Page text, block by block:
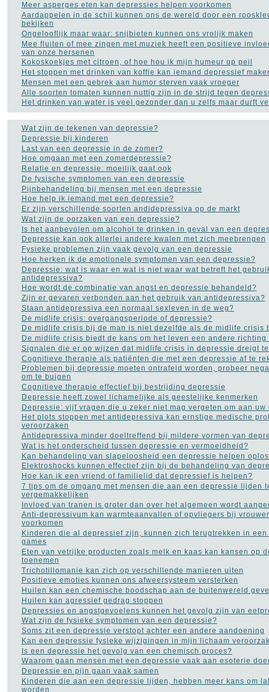
Meer asperges eten kan depressies helpen voorkomen
Aardappelen in de schil kunnen ons de wereld door een
bekijken
Ongelooflijk maar waar: snijbieten kunnen ons vrolijk maken
Mee fluiten of mee zingen met muziek heeft een positieve
van onze hersenen
Kokoskoekjes met citroen, of hoe hou ik mijn humeur op peil
Het stoppen met drinken van koffie kan iemand depressief
Mensen met een gebrek aan humor sterven vaak vroeger
Alle soorten tomaten kunnen nuttig zijn in de strijd tegen
Het drinken van water is veel gezonder dan u zelfs maar durft
Wat zijn de tekenen van depressie?
Depressie bij kinderen
Last van een depressie in de zomer?
Hoe omgaan met een zomerdepressie?
Relatie en depressie: moeilijk gaat ook
De fysische symptomen van een depressie
Pijnbehandeling bij mensen met een depressie
Hoe help ik iemand met een depressie?
Er zijn verschillende soorten andidepressiva op de markt
Wat zijn de oorzaken van een depressie?
Is het aanbevolen om alcohol te drinken in geval van een
Depressie kan ook allerlei andere kwalen met zich meebrengen
Fysieke problemen zijn vaak gevolg van een depressie
Hoe herken ik de emotionele symptomen van een depressie?
Depressie: wat is waar en wat is niet waar wat betreft het
antidepressiva?
Hoe wordt de combinatie van angst en depressie behandeld?
Zijn er gevaren verbonden aan het gebruik van antidepressiva?
Staan antidepressiva een normaal sexleven in de weg?
De midlife crisis: overgangsperiode of depressie?
De midlife crisis bij de man is niet dezelfde als de midlife crisis
De midlife crisis biedt de kans om het leven een andere
Signalen die er op wijzen dat midlife crisis in depressie dreigt
Cognitieve therapie als patiënten die met een depressie af te
Problemen bij depressie moeten ontrafeld worden, probeer
om te buigen
Cognitieve therapie effectief bij bestrijding depressie
Depressie heeft zowel lichamelijke als geestelijke kenmerken
Depressie: vijf vragen die u zeker niet mag vergeten om aan
Het plots stoppen met antidepressiva kan ernstige medische
veroorzaken
Antidepressiva minder doeltreffend bij mildere vormen van
Wat is het onderscheid tussen depressie en vermoeidheid?
Kan behandeling van slapeloosheid een depressie helpen
Elektroshocks kunnen effectief zijn bij de behandeling van
Hoe kan ik een vriend of familielid dat depressief is helpen?
7 tips om de omgang met mensen die aan een depressie lijden
vergemakkelijken
Invloed van tranen is groter dan over het algemeen wordt
Anti-depressivum kan warmteaanvallen of opvliegers bij
voorkomen
Kinderen die al depressief zijn, kunnen zich terugtrekken in
games
Eten van vetrijke producten zoals melk en kaas kan kansen op
toenemen
Trichotillomanie kan zich op verschillende manieren uiten
Positieve emoties kunnen ons afweersysteem versterken
Huilen kan een chemische boodschap aan de buitenwereld
Huilen kan agressief gedrag stoppen
Depressies en angstgevoelens kunnen het gevolg zijn van
Wat zijn de fysieke symptomen van een depressie?
Soms zit een depressie verstopt achter een andere aandoening
Kan een depressie fysieke wijzigingen in mijn lichaam
Is een depressie het gevolg van een chemisch proces?
Waarom gaan mensen met een depressie vaak aan esoterie
Depressie en pijn gaan vaak samen
Kinderen die aan een depressie lijden, hebben meer kans om
worden